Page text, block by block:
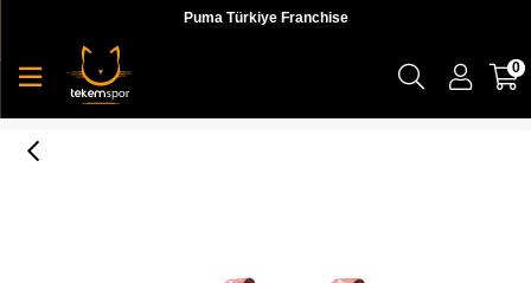
Puma Türkiye Franchise
0